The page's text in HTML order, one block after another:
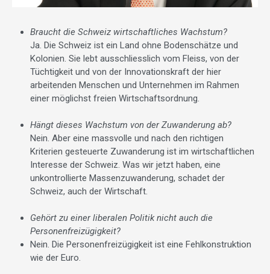
Braucht die Schweiz wirtschaftliches Wachstum?
Ja. Die Schweiz ist ein Land ohne Bodenschätze und
Kolonien. Sie lebt ausschliesslich vom Fleiss, von der
Tüchtigkeit und von der Innovationskraft der hier
arbeitenden Menschen und Unternehmen im Rahmen
einer möglichst freien Wirtschaftsordnung.
Hängt dieses Wachstum von der Zuwanderung ab?
Nein. Aber eine massvolle und nach den richtigen
Kriterien gesteuerte Zuwanderung ist im wirtschaftlichen
Interesse der Schweiz. Was wir jetzt haben, eine
unkontrollierte Massenzuwanderung, schadet der
Schweiz, auch der Wirtschaft.
Gehört zu einer liberalen Politik nicht auch die
Personenfreizügigkeit?
Nein. Die Personenfreizügigkeit ist eine Fehlkonstruktion
wie der Euro.